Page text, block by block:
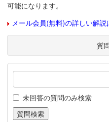
可能になります。
メール会員(無料)の詳しい解説
質
未回答の質問のみ検索